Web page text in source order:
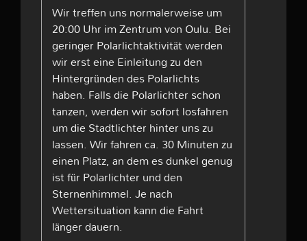
Wir treffen uns normalerweise um
20:00 Uhr im Zentrum von Oulu. Bei
geringer Polarlichtaktivität werden
wir erst eine Einleitung zu den
Hintergründen des Polarlichts
haben. Falls die Polarlichter schon
tanzen, werden wir sofort losfahren
um die Stadtlichter hinter uns zu
lassen. Wir fahren ca. 30 Minuten zu
einen Platz, an dem es dunkel genug
ist für Polarlichter und den
Sternenhimmel. Je nach
Wettersituation kann die Fahrt
länger dauern.